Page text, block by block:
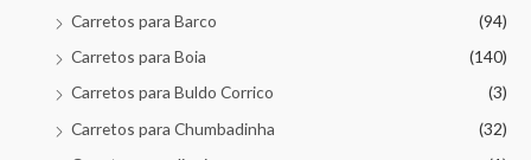
Carretos para Barco
(94)
Carretos para Boia
(140)
Carretos para Buldo Corrico
(3)
Carretos para Chumbadinha
(32)